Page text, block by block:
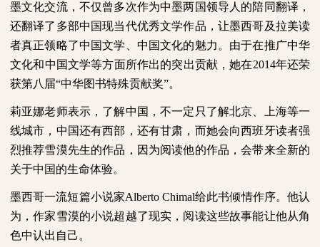
墨文化交流，不仅曾多次作为中墨两国领导人的陪同翻译，
还翻译了多部中国现当代优秀文学作品，让墨西哥及拉美读
者真正领略了中国文学、中国文化的魅力。由于在推广中华
文化和中国文学等方面所作出的突出贡献，她在2014年还荣
获第八届“中华图书特殊贡献奖”。
莉亚娜老师表示，了解中国，不一定只了解北京、上海等一
线城市，中国还有西部，还有甘肃，而她会向西班牙读者强
烈推荐雪漠先生的作品，因为阅读他的作品，会带来全新的
关于中国的生命体验。
墨西哥一流短篇小说家Alberto Chimal给此书倾情作序。他认
为，作家雪漠的小说超越了现实，阅读这些故事能让他从角
色中认出自己。